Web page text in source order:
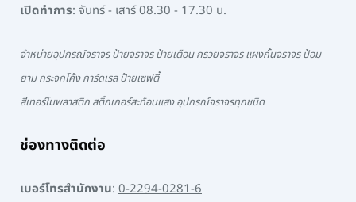
เปิดทำการ: จันทร์ - เสาร์ 08.30 - 17.30 น.
จำหน่ายอุปกรณ์จราจร ป้ายจราจร ป้ายเตือน กรวยจราจร แผงกั้นจราจร ป้อม
ยาม กระจกโค้ง การ์ดเรล ป้ายเซฟตี้
สีเทอร์โมพลาสติก สติ๊กเกอร์สะท้อนแสง อุปกรณ์จราจรทุกชนิด
ช่องทางติดต่อ
เบอร์โทรสำนักงาน: 0-2294-0281-6